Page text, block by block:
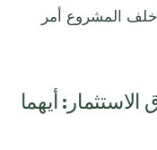
خلف المشروع أمر
أيهما